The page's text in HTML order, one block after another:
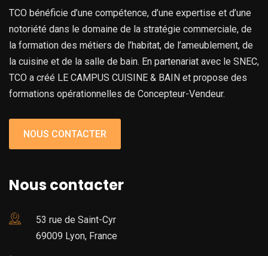
TCO bénéficie d’une compétence, d’une expertise et d’une
notoriété dans le domaine de la stratégie commerciale, de
la formation des métiers de l’habitat, de l’ameublement, de
la cuisine et de la salle de bain. En partenariat avec le SNEC,
TCO a créé LE CAMPUS CUISINE & BAIN et propose des
formations opérationnelles de Concepteur-Vendeur.
NOUS CONTACTER
Nous contacter
53 rue de Saint-Cyr
69009 Lyon, France